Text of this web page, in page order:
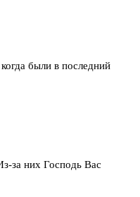
были в последний
за них Господь Вас